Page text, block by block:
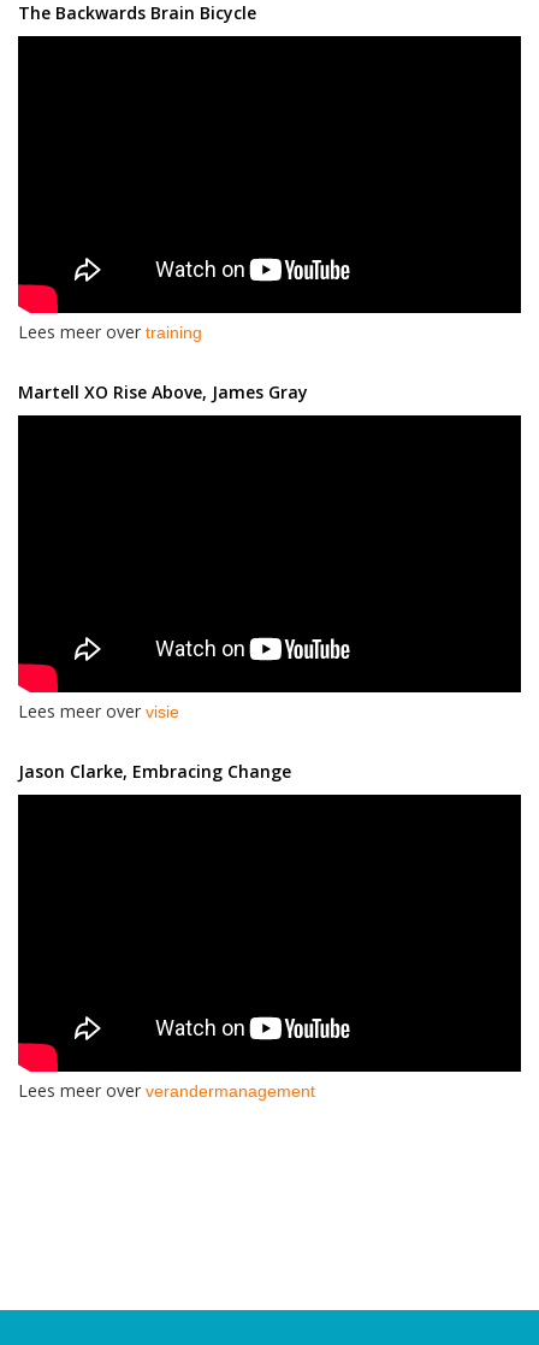
The Backwards Brain Bicycle
Lees meer over training
Martell XO Rise Above, James Gray
Lees meer over visie
Jason Clarke, Embracing Change
Lees meer over verandermanagement